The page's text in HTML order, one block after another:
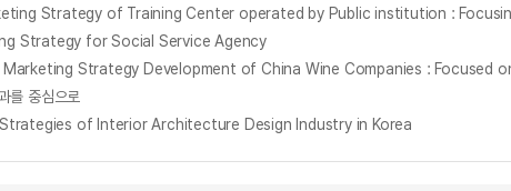
Strategy of Training Center operated by Public institution :
Strategy for Social Service Agency
the Marketing Strategy Development of China Wine Companies : Focused
를 중심으로
Strategies of Interior Architecture Design Industry in Korea